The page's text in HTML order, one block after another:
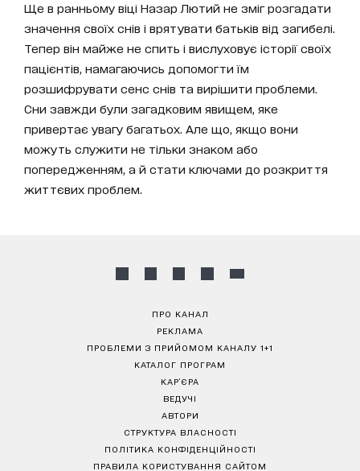
Ще в ранньому віці Назар Лютий не зміг розгадати
значення своїх снів і врятувати батьків від загибелі.
Тепер він майже не спить і вислуховує історії своїх
пацієнтів, намагаючись допомогти їм
розшифрувати сенс снів та вирішити проблеми.
Сни завжди були загадковим явищем, яке
привертає увагу багатьох. Але що, якщо вони
можуть служити не тільки знаком або
попередженням, а й стати ключами до розкриття
життєвих проблем.
ПРО КАНАЛ
РЕКЛАМА
ПРОБЛЕМИ З ПРИЙОМОМ КАНАЛУ 1+1
КАТАЛОГ ПРОГРАМ
КАР’ЄРА
ВЕДУЧІ
АВТОРИ
СТРУКТУРА ВЛАСНОСТІ
ПОЛІТИКА КОНФІДЕНЦІЙНОСТІ
ПРАВИЛА КОРИСТУВАННЯ САЙТОМ